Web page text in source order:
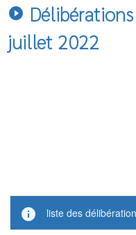
play_circle_filled
juillet 2022
info liste des